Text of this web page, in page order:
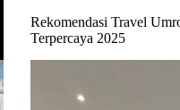
Rekomendasi Travel
Terpercaya 2025